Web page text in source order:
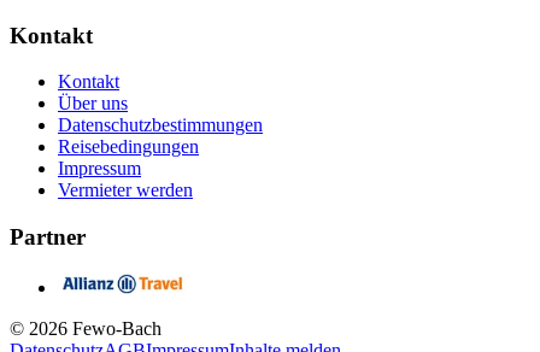
Kontakt
Kontakt
Über uns
Datenschutzbestimmungen
Reisebedingungen
Impressum
Vermieter werden
Partner
© 2026 Fewo-Bach